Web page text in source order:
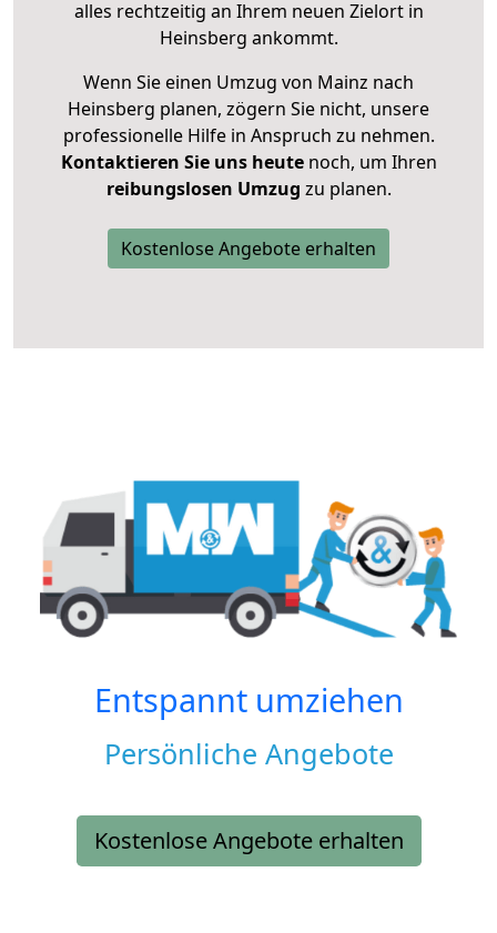
alles rechtzeitig an Ihrem neuen Zielort in
Heinsberg ankommt.
Wenn Sie einen Umzug von Mainz nach
Heinsberg planen, zögern Sie nicht, unsere
professionelle Hilfe in Anspruch zu nehmen.
Kontaktieren Sie uns heutenoch, um Ihren
reibungslosen Umzug zu planen.
Kostenlose Angebote erhalten
Entspannt umziehen
Persönliche Angebote
Kostenlose Angebote erhalten